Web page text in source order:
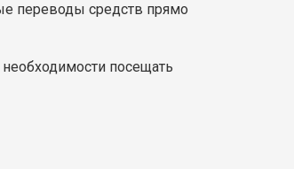
переводы средств прямо
посещать